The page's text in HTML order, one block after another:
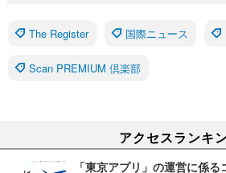
The Register 国際ニュース
Scan PREMIUM 倶楽部
アクセスランキ
「東京アプリ」の運営に係